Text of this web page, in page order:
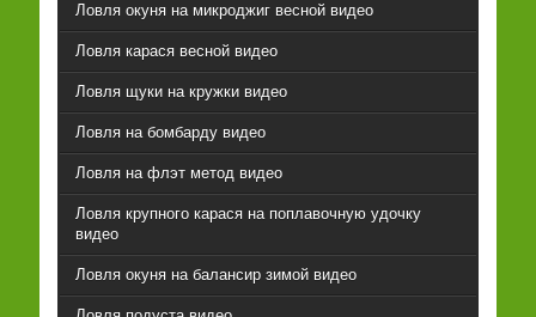
Ловля окуня на микроджиг весной видео
Ловля карася весной видео
Ловля щуки на кружки видео
Ловля на бомбарду видео
Ловля на флэт метод видео
Ловля крупного карася на поплавочную удочку
видео
Ловля окуня на балансир зимой видео